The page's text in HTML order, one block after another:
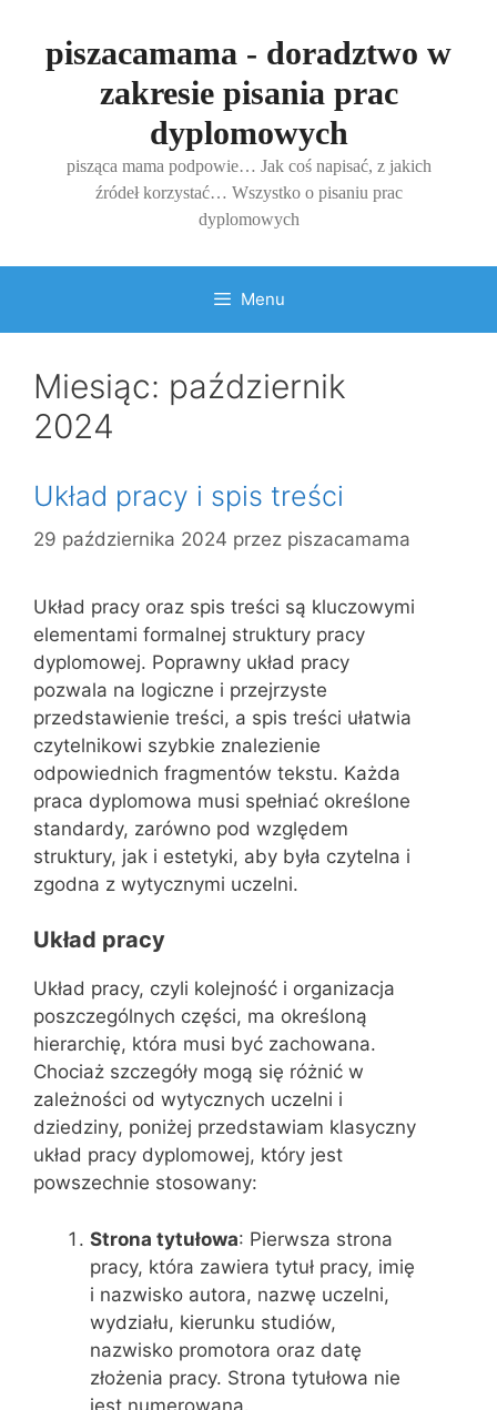
treścipiszacamama - doradztwo w
zakresie pisania prac
dyplomowych
pisząca mama podpowie… Jak coś napisać, z jakich
źródeł korzystać… Wszystko o pisaniu prac
dyplomowych
Menu
Miesiąc: październik
2024
Układ pracy i spis treści
29 października 2024 przez piszacamama
Układ pracy oraz spis treści są kluczowymi
elementami formalnej struktury pracy
dyplomowej. Poprawny układ pracy
pozwala na logiczne i przejrzyste
przedstawienie treści, a spis treści ułatwia
czytelnikowi szybkie znalezienie
odpowiednich fragmentów tekstu. Każda
praca dyplomowa musi spełniać określone
standardy, zarówno pod względem
struktury, jak i estetyki, aby była czytelna i
zgodna z wytycznymi uczelni.
Układ pracy
Układ pracy, czyli kolejność i organizacja
poszczególnych części, ma określoną
hierarchię, która musi być zachowana.
Chociaż szczegóły mogą się różnić w
zależności od wytycznych uczelni i
dziedziny, poniżej przedstawiam klasyczny
układ pracy dyplomowej, który jest
powszechnie stosowany:
Strona tytułowa: Pierwsza strona
pracy, która zawiera tytuł pracy, imię
i nazwisko autora, nazwę uczelni,
wydziału, kierunku studiów,
nazwisko promotora oraz datę
złożenia pracy. Strona tytułowa nie
jest numerowana.